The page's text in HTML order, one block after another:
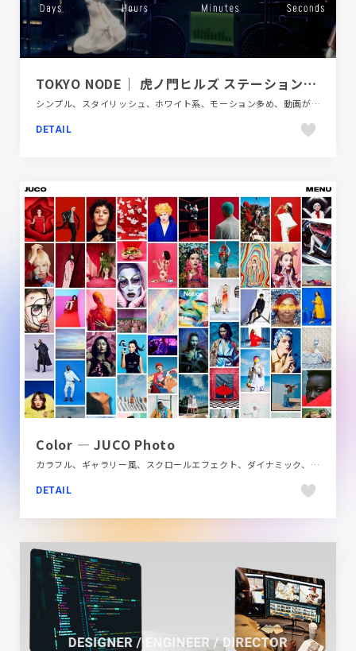
TOKYO NODE｜ 虎ノ門ヒルズ ステーションタワー
シンプル、スタイリッシュ、ホワイト系、モーション多め、動画が流れる、商業施設・レジャー、施設・店舗サイト
DETAIL
Color — JUCO Photo
カラフル、ギャラリー風、スクロールエフェクト、ダイナミック、デザイン・アート・音楽・文芸、ベージュ・ゴールド系、ホワイト系、ポートフォリオ、モーション多め、大きめ写真、海外サイト
DETAIL